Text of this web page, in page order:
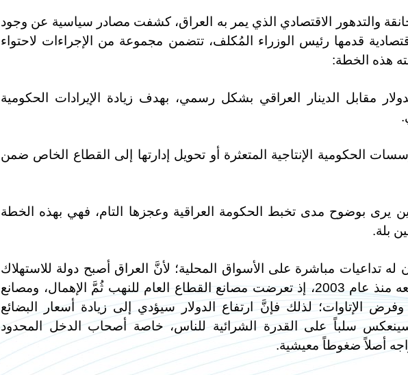
والتدهور الاقتصادي الذي يمر به العراق، كشفت مصادر سياسية عن وجود
قدمها رئيس الوزراء المُكلف، تتضمن مجموعة من الإجراءات لاحتواء
هذه الخطة:
مقابل الدينار العراقي بشكل رسمي، بهدف زيادة الإيرادات الحكومية
الحكومية الإنتاجية المتعثرة أو تحويل إدارتها إلى القطاع الخاص ضمن
يرى بوضوح مدى تخبط الحكومة العراقية وعجزها التام، فهي بهذه الخطة
بلة.
تداعيات مباشرة على الأسواق المحلية؛ لأنَّ العراق أصبح دولة للاستهلاك
الخارجي بعد إغلاق مصانعه منذ عام 2003، إذ تعرضت مصانع القطاع العام للنهب ثُمَّ الإهمال، ومصانع
الإتاوات؛ لذلك فإنَّ ارتفاع الدولار سيؤدي إلى زيادة أسعار البضائع
سلباً على القدرة الشرائية للناس، خاصة أصحاب الدخل المحدود
أصلاً ضغوطاً معيشية.